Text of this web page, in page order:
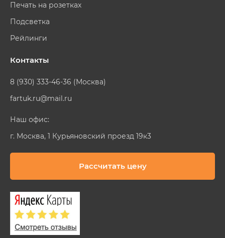
Печать на розетках
Подсветка
Рейлинги
Контакты
8 (930) 333-46-36 (Москва)
fartuk.ru@mail.ru
Наш офис:
г. Москва, 1 Курьяновский проезд 19к3
Рассчитать цену